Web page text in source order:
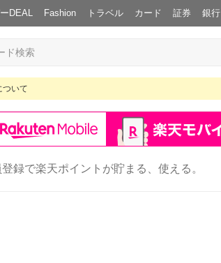
DEAL Fashion トラベル カード 証券 銀行
ついて
録で楽天ポイントが貯まる、使える。